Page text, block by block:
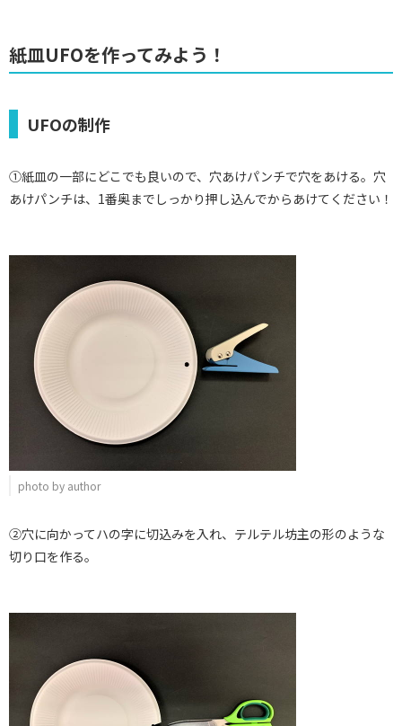
紙皿UFOを作ってみよう！
UFOの制作
①紙皿の一部にどこでも良いので、穴あけパンチで穴をあける。穴
あけパンチは、1番奥までしっかり押し込んでからあけてください！
photo by author
②穴に向かってハの字に切込みを入れ、テルテル坊主の形のような
切り口を作る。